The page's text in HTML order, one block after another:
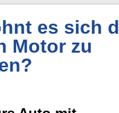
es sich
Motor zu